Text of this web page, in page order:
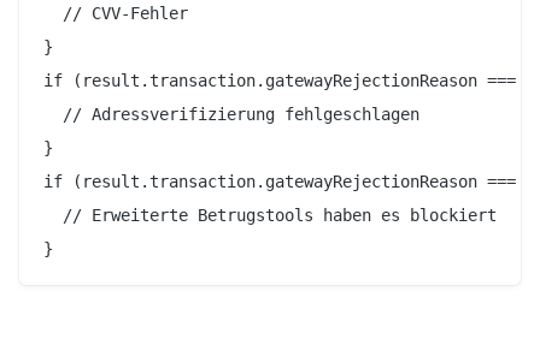
  // CVV-Fehler
}
if (result.transaction.gatewayRejectionReason ===
  // Adressverifizierung fehlgeschlagen
}
if (result.transaction.gatewayRejectionReason
  // Erweiterte Betrugstools haben es blockiert